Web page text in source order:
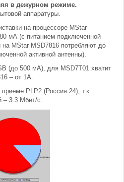
в дежурном режиме.
аппаратуры.
на процессоре MStar
мА (с питанием подключенной
на MStar MSD7816 потребляют до
активной антенны).
(до 500 мА), для MSD7T01 хватит
– от 1А.
PLP2 (Россия 24), т.к.
– 3.3 Мбит/с: